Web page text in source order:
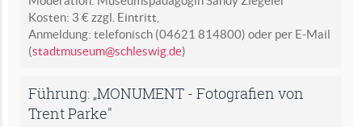
Kosten: 3 € zzgl. Eintritt,
Anmeldung: telefonisch (04621 814800) oder per E-Mail
(stadtmuseum@schleswig.de)
Führung: „MONUMENT - Fotografien von
Trent Parke"